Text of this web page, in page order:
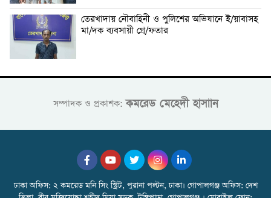
তেরখাদায় নৌবাহিনী ও পুলিশের অভিযানে ই/য়াবাসহ
মা/দক ব্যবসায়ী গ্রে/ফতার
সম্পাদক ও প্রকাশক:কমরেড মেহেদী হাসাান
ঢাকা অফিস: ২ কমরেড মনি সিং স্ট্রিট, পুরানা পল্টন, ঢাকা। গোপালগঞ্জ অফিস: দেশ